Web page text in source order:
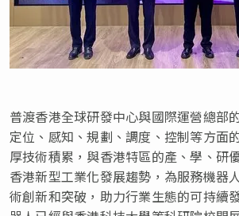
普渡香港全球研發中心與國際運營總部
定位、感知、規劃、調度、控制等方面
厚技術積累，與香港特區的產、學、研
香港新型工業化發展趨勢，為服務機器
術創新和突破，助力行業生態的可持續